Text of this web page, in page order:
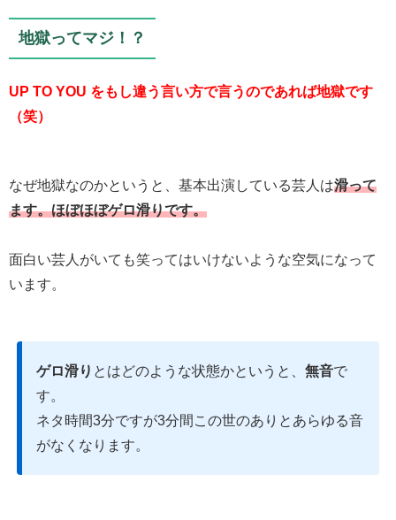
地獄ってマジ！？
UP TO YOU をもし違う言い方で言うのであれば地獄です
（笑）
なぜ地獄なのかというと、基本出演している芸人は滑って
ます。ほぼほぼゲロ滑りです。
面白い芸人がいても笑ってはいけないような空気になって
います。
ゲロ滑り とはどのような状態かというと、 無音で
す。
ネタ時間3分ですが3分間この世のありとあらゆる音
がなくなります。